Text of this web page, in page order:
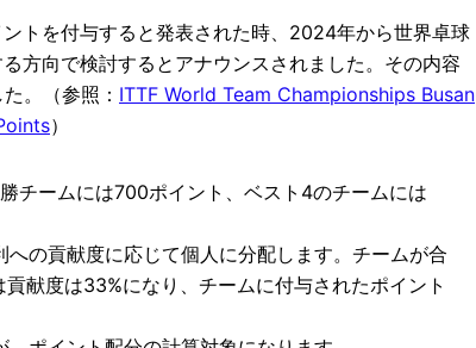
トを付与すると発表された時、2024年から世界卓球
方向で検討するとアナウンスされました。その内容
。（参照： ITTF World Team Championships Busan
）
チームには700ポイント、ベスト4のチームには
の貢献度に応じて個人に分配します。チームが合
献度は33%になり、チームに付与されたポイント